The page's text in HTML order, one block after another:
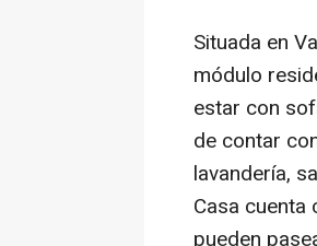
Situada en
módulo
estar con
de contar
lavandería,
Casa
pueden